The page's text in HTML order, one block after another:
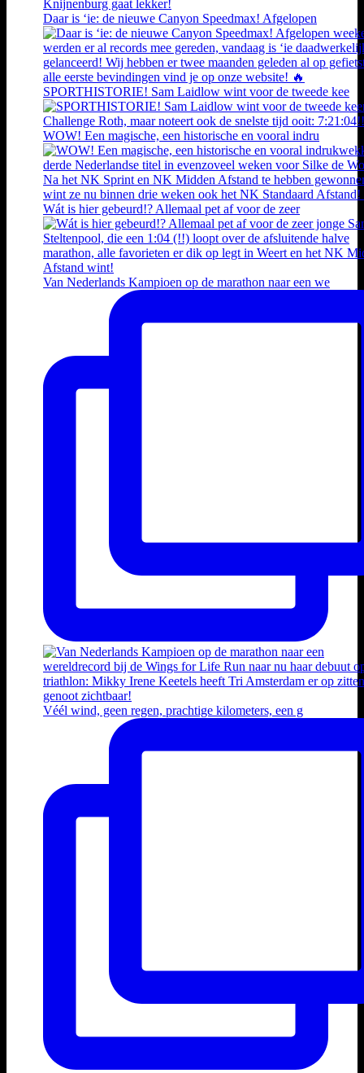
Daar is ‘ie: de nieuwe Canyon Speedmax! Afgelopen
SPORTHISTORIE! Sam Laidlow wint voor de tweede kee
WOW! Een magische, een historische en vooral indru
Wát is hier gebeurd!? Allemaal pet af voor de zeer
Van Nederlands Kampioen op de marathon naar een we
Véél wind, geen regen, prachtige kilometers, een g